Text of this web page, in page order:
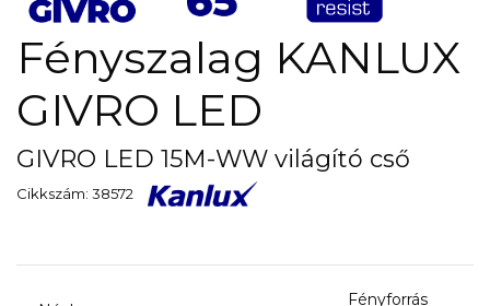
Fényszalag KANLUX
GIVRO LED
GIVRO LED 15M-WW világító cső
Cikkszám: 38572
Fényforrás